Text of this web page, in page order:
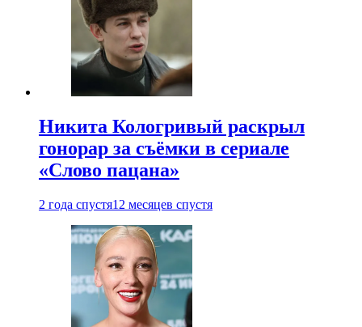
Никита Кологривый раскрыл
гонорар за съёмки в сериале
«Слово пацана»
2 года спустя12 месяцев спустя